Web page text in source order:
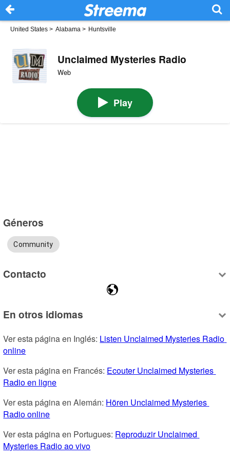
United States > Alabama > Huntsville
Unclaimed Mysteries Radio
Web
Play
Géneros
Community
Contacto
En otros idiomas
Ver esta página en Inglés: Listen Unclaimed Mysteries Radio
online
Ver esta página en Francés: Ecouter Unclaimed Mysteries
Radio en ligne
Ver esta página en Alemán: Hören Unclaimed Mysteries
Radio online
Ver esta página en Portugues: Reproduzir Unclaimed
Mysteries Radio ao vivo